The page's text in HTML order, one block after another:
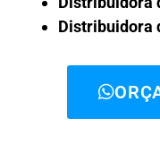
Distribuidora